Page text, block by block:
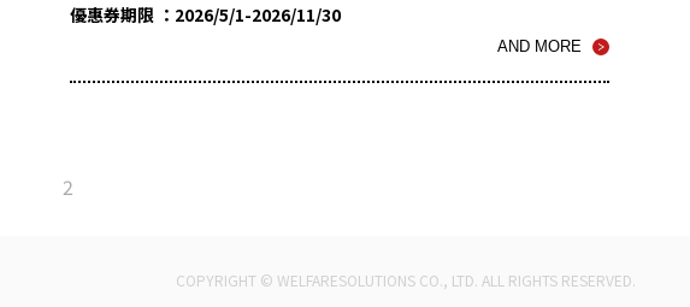
優惠券期限 ：2026/5/1-2026/11/30
AND MORE
2
COPYRIGHT © WELFARESOLUTIONS CO., LTD. ALL RIGHTS RESERVED.